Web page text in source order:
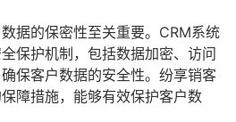
据的保密性至关重要。CRM系统
保护机制，包括数据加密、访问
保客户数据的安全性。纷享销客
障措施，能够有效保护客户数